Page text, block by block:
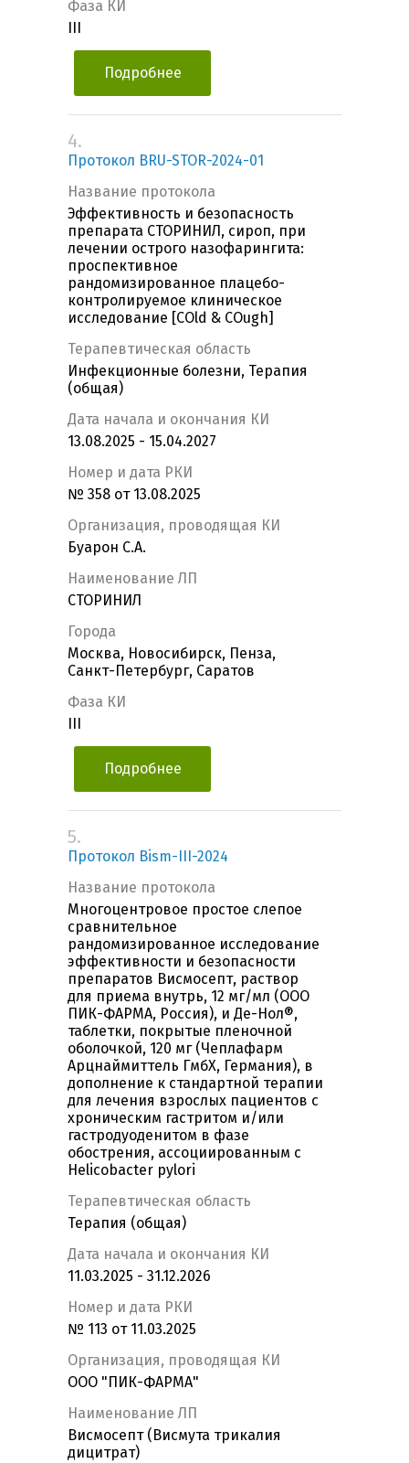
Фаза КИ
Подробнее
4.
Протокол BRU-STOR-2024-01
Название протокола
Эффективность и безопасность
препарата СТОРИНИЛ, сироп, при
лечении острого назофарингита:
проспективное
рандомизированное плацебо-
контролируемое клиническое
исследование [COld & COugh]
Терапевтическая область
Инфекционные болезни, Терапия
(общая)
Дата начала и окончания КИ
13.08.2025 - 15.04.2027
Номер и дата РКИ
№ 358 от 13.08.2025
Организация, проводящая КИ
Буарон С.А.
Наименование ЛП
СТОРИНИЛ
Города
Москва, Новосибирск, Пенза,
Санкт-Петербург, Саратов
Фаза КИ
Подробнее
5.
Протокол Bism-III-2024
Название протокола
Многоцентровое простое слепое
сравнительное
рандомизированное исследование
эффективности и безопасности
препаратов Висмосепт, раствор
для приема внутрь, 12 мг/мл (ООО
ПИК-ФАРМА, Россия), и Де-Нол®,
таблетки, покрытые пленочной
оболочкой, 120 мг (Чеплафарм
Арцнаймиттель ГмбХ, Германия), в
дополнение к стандартной терапии
для лечения взрослых пациентов с
хроническим гастритом и/или
гастродуоденитом в фазе
обострения, ассоциированным с
Helicobacter pylori
Терапевтическая область
Терапия (общая)
Дата начала и окончания КИ
11.03.2025 - 31.12.2026
Номер и дата РКИ
№ 113 от 11.03.2025
Организация, проводящая КИ
ООО "ПИК-ФАРМА"
Наименование ЛП
Висмосепт (Висмута трикалия
дицитрат)